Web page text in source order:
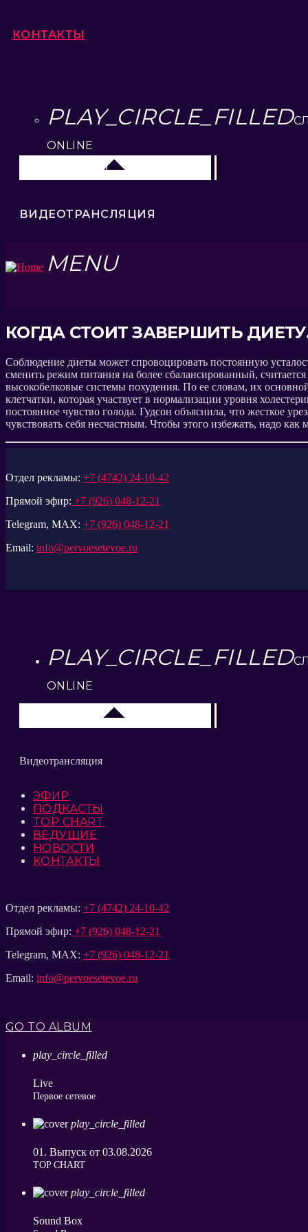
КОНТАКТЫ
PLAY_CIRCLE_FILLED
ONLINE
Липецк 104.2 FM
ВИДЕОТРАНСЛЯЦИЯ
MENU
КОГДА СТОИТ ЗАВЕРШИТЬ
Соблюдение диеты может спровоцировать постоянную
сменить режим питания на более сбалансированный,
высокобелковые системы похудения. По ее словам, их
клетчатки, которая участвует в нормализации уровня
постоянное чувство голода. Гудсон объяснила, что жесткое
чувствовать себя несчастным. Чтобы этого избежать, надо
Отдел рекламы: +7 (4742) 24-10-42
Прямой эфир: +7 (926) 048-12-21
Telegram, MAX: +7 (926) 048-12-21
Email: info@pervoesetevoe.ru
PLAY_CIRCLE_FILLED
ONLINE
Видеотрансляция
ЭФИР
ПОДКАСТЫ
TOP CHART
ВЕДУЩИЕ
НОВОСТИ
КОНТАКТЫ
Отдел рекламы: +7 (4742) 24-10-42
Прямой эфир: +7 (926) 048-12-21
Telegram, MAX: +7 (926) 048-12-21
Email: info@pervoesetevoe.ru
GO TO ALBUM
play_circle_filled
Live
Первое сетевое
play_circle_filled
01. Выпуск от 03.08.2026
ТОP CHART
play_circle_filled
Sound Box